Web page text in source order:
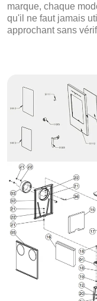
marque, chaque
qu'il ne faut jamais
approchant sans